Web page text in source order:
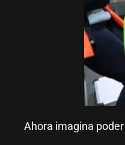
Ahora imagina